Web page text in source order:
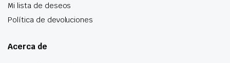
Mi lista de deseos
Política de devoluciones
Acerca de